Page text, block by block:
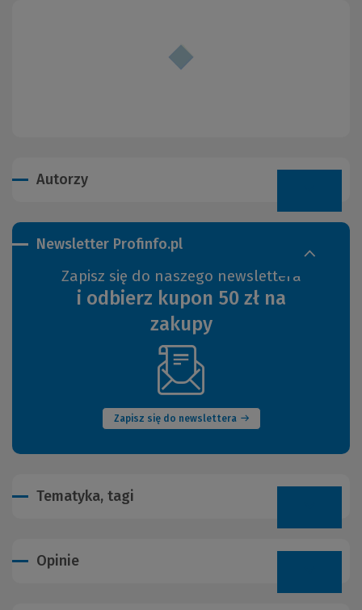
Autorzy
Newsletter Profinfo.pl
Zapisz się do naszego newslettera
i odbierz kupon 50 zł na
zakupy
Zapisz się do newslettera
(Nowe
okno)
Tematyka, tagi
Opinie